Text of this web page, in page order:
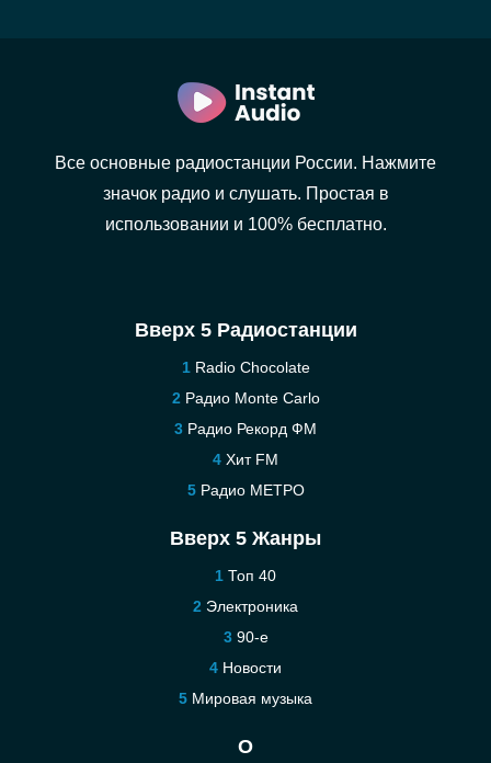
Все основные радиостанции России. Нажмите
значок радио и слушать. Простая в
использовании и 100% бесплатно.
Вверх 5 Радиостанции
Radio Chocolate
Радио Monte Carlo
Радио Рекорд ФМ
Хит FM
Радио МЕТРО
Вверх 5 Жанры
Топ 40
Электроника
90-е
Новости
Мировая музыка
О